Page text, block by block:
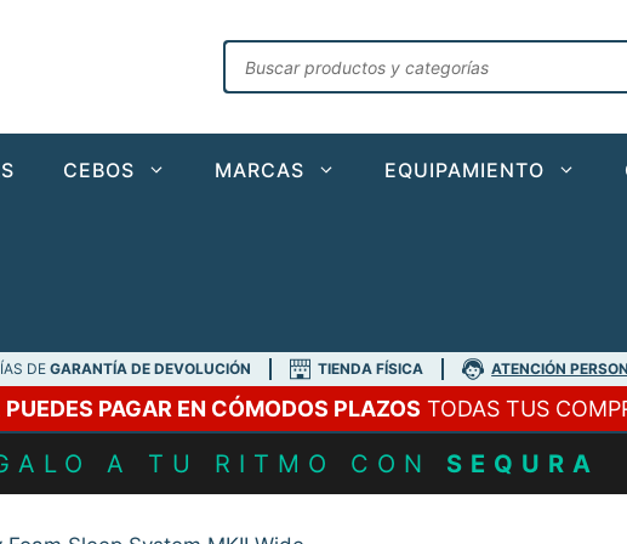
Búsqueda
de
productos
CEBOS MARCAS EQUIPAMIENTO
DEGARANTÍA DE DEVOLUCIÓN TIENDA FÍSICA ATENCIÓN
PUEDES PAGAR EN CÓMODOS PLAZOS TODAS TUS
A TU RITMO CON SEQURA